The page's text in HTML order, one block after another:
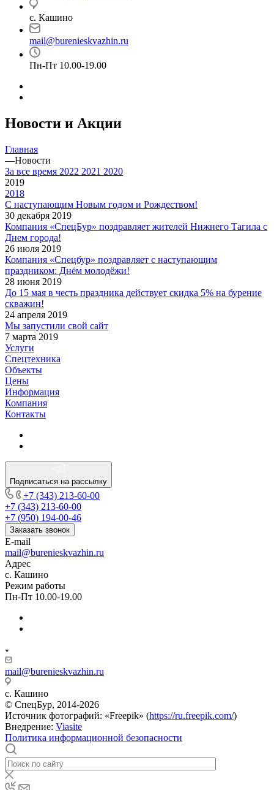
с. Кашино
mail@burenieskvazhin.ru
Пн-Пт 10.00-19.00
Новости и Акции
Главная
—Новости
За все время 2022 2021 2020
2019
2018
С наступающим Новым годом и Рождеством!
30 декабря 2019
Компания «СпецБур» поздравляет жителей Нижнего Тагила с
Днем города!
26 июля 2019
Компания «Спецбур» поздравляет с наступающим
праздником: Днём молодёжи!
28 июня 2019
До 15 мая в честь праздника действует скидка 5% на бурение
скважин!
24 апреля 2019
Мы запустили свой сайт
7 марта 2019
Услуги
Спецтехника
Объекты
Цены
Информация
Компания
Контакты
Подписаться на рассылку
+7 (343) 213-60-00
+7 (343) 213-60-00
+7 (950) 194-00-46
Заказать звонок
E-mail
mail@burenieskvazhin.ru
Адрес
с. Кашино
Режим работы
Пн-Пт 10.00-19.00
mail@burenieskvazhin.ru
с. Кашино
© СпецБур, 2014-2026
Источник фотографий: «Freepik» (https://ru.freepik.com/)
Внедрение: Viasite
Политика информационной безопасности